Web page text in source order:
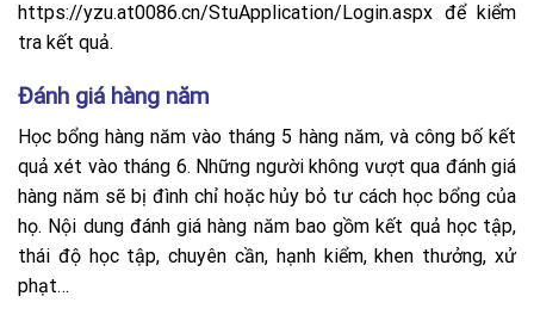
https://yzu.at0086.cn/StuApplication/Login.aspx để kiểm
tra kết quả.
Đánh giá hàng năm
Học bổng hàng năm vào tháng 5 hàng năm, và công bố kết
quả xét vào tháng 6. Những người không vượt qua đánh giá
hàng năm sẽ bị đình chỉ hoặc hủy bỏ tư cách học bổng của
họ. Nội dung đánh giá hàng năm bao gồm kết quả học tập,
thái độ học tập, chuyên cần, hạnh kiểm, khen thưởng, xử
phạt…